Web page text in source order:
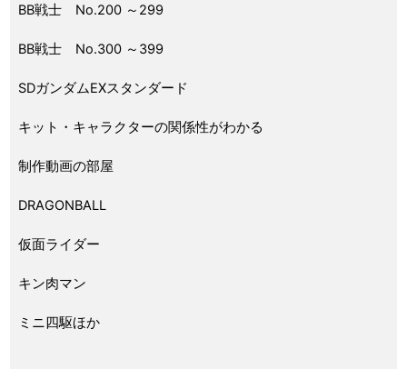
BB戦士 No.200 ～299
BB戦士 No.300 ～399
SDガンダムEXスタンダード
キット・キャラクターの関係性がわかる
制作動画の部屋
DRAGONBALL
仮面ライダー
キン肉マン
ミニ四駆ほか